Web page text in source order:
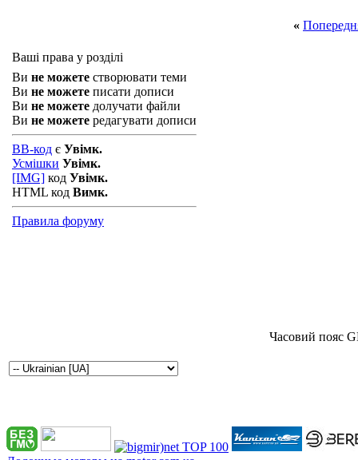
«
Ваші права у розділі
Ви не можете створювати теми
Ви не можете писати дописи
Ви не можете долучати файли
Ви не можете редагувати дописи
BB-код є Увімк.
Усмішки Увімк.
[IMG] код Увімк.
HTML код Вимк.
Правила форуму
Часовий пояс